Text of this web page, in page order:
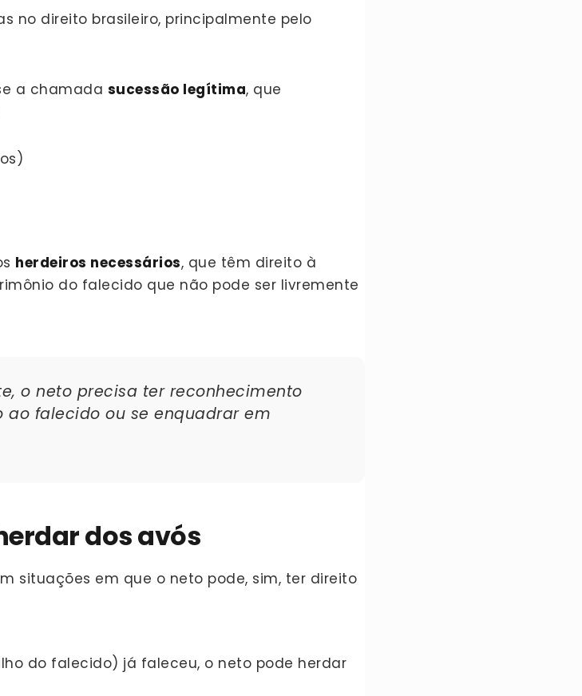
no direito brasileiro, principalmente pelo
a chamada sucessão legítima, que
herdeiros necessários, que têm direito à
do falecido que não pode ser livremente
o neto precisa ter reconhecimento
falecido ou se enquadrar em
dos avós
situações em que o neto pode, sim, ter direito
do falecido) já faleceu, o neto pode herdar